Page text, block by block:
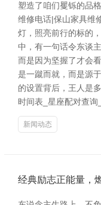
塑造了咱们矍铄的品
维修电话|保山家具维
灯，照亮前行的标的
中，有一句话令东谈
而是因为坚握了才会
是一蹴而就，而是源
的设置背后，王人是
时间表_星座配对查
新闻动态
经典励志正能量，